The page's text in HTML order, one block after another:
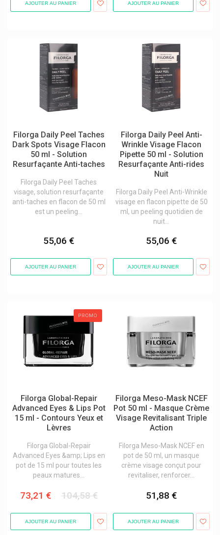
Gerdoff
Glaxosmithkline
Glucadol Cartilage Orifarm
Goki Baby
Granions
Graphite Medical
Green Offizin
Grenade Carb Killa Barres Protéinées
Gsk Glaxosmithkline
H&s Tisanes Naturelles
Hansaplast Pansements / Bandage / Crémes
Happypharm
Heel
Hemptest
Hera
Herbalgem
Hermesetas Édulcorants Artificiels
AJOUTER AU PANIER AJOUTER AU PANIER
Filorga Daily Peel Taches
Dark Spots Visage Flacon
50 ml - Solution
Resurfaçante Anti-taches
Filorga Daily Peel Taches
visage, solution resurfaçante
anti-taches en flacon de 50 ml
est un peeling...
55,06 €
AJOUTER AU PANIER
Filorga Daily Peel Anti-
Wrinkle Visage Flacon
Pipette 50 ml - Solution
Resurfaçante Anti-rides
Nuit
Filorga Daily Peel Anti-Wrinkle
visage en flacon pipette de 50
ml, un peeling quotidien de
nuit...
55,06 €
AJOUTER AU PANIER
PROMO
Filorga Global-Repair
Advanced Eyes & Lips Pot
15 ml - Contours Yeux et
Lèvres
Filorga Global-Repair
Advanced Eyes &amp; Lips en
pot de 15 ml pour toutes les
peaux matures...
73,21 € 104,58 €
AJOUTER AU PANIER
Filorga Meso-Mask NCEF
Pot 50 ml - Masque Crème
Visage Revitalisant Triple
Action
Filorga Meso-Mask NCEF en
pot de 50 ml, un masque
crème visage conçut pour
revitaliser, renforcer...
51,88 €
AJOUTER AU PANIER